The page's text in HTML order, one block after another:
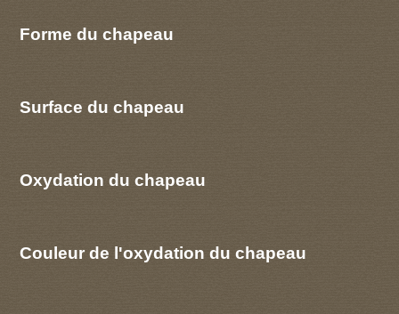
Forme du chapeau
Surface du chapeau
Oxydation du chapeau
Couleur de l'oxydation du chapeau